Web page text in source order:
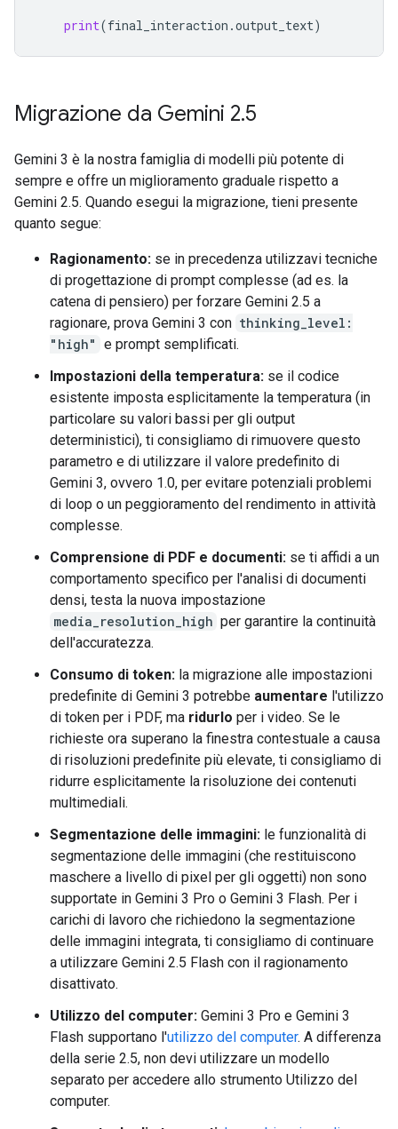
print(final_interaction .output_text)
Migrazione da Gemini 2.5
Gemini 3 è la nostra famiglia di modelli più potente di
sempre e offre un miglioramento graduale rispetto a
Gemini 2.5. Quando esegui la migrazione, tieni presente
quanto segue:
Ragionamento: se in precedenza utilizzavi tecniche
di progettazione di prompt complesse (ad es. la
catena di pensiero) per forzare Gemini 2.5 a
ragionare, prova Gemini 3 con thinking_level:
"high" e prompt semplificati.
Impostazioni della temperatura: se il codice
esistente imposta esplicitamente la temperatura (in
particolare su valori bassi per gli output
deterministici), ti consigliamo di rimuovere questo
parametro e di utilizzare il valore predefinito di
Gemini 3, ovvero 1.0, per evitare potenziali problemi
di loop o un peggioramento del rendimento in attività
complesse.
Comprensione di PDF e documenti: se ti affidi a un
comportamento specifico per l'analisi di documenti
densi, testa la nuova impostazione
media_resolution_high per garantire la continuità
dell'accuratezza.
Consumo di token: la migrazione alle impostazioni
predefinite di Gemini 3 potrebbe aumentare l'utilizzo
di token per i PDF, ma ridurlo per i video. Se le
richieste ora superano la finestra contestuale a causa
di risoluzioni predefinite più elevate, ti consigliamo di
ridurre esplicitamente la risoluzione dei contenuti
multimediali.
Segmentazione delle immagini: le funzionalità di
segmentazione delle immagini (che restituiscono
maschere a livello di pixel per gli oggetti) non sono
supportate in Gemini 3 Pro o Gemini 3 Flash. Per i
carichi di lavoro che richiedono la segmentazione
delle immagini integrata, ti consigliamo di continuare
a utilizzare Gemini 2.5 Flash con il ragionamento
disattivato.
Utilizzo del computer: Gemini 3 Pro e Gemini 3
Flash supportano l'utilizzo del computer. A differenza
della serie 2.5, non devi utilizzare un modello
separato per accedere allo strumento Utilizzo del
computer.